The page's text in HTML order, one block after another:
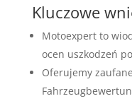
Kluczowe
Motoexpert to
ocen uszkodzeń
Oferujemy